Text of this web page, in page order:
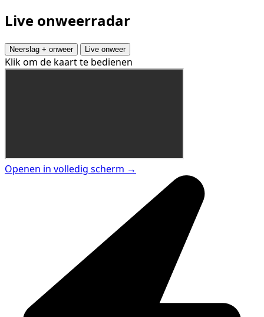
Live onweerradar
Neerslag + onweer Live onweer
Klik om de kaart te bedienen
Openen in volledig scherm →